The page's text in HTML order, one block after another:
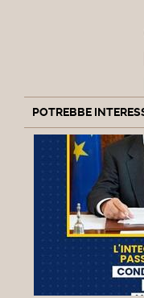
POTREBBE